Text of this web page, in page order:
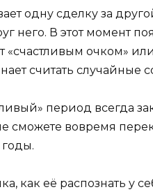
одну сделку за
него. В этот момент
очком»
считать случайные
период всегда
сможете вовремя
годы.
как её распознать